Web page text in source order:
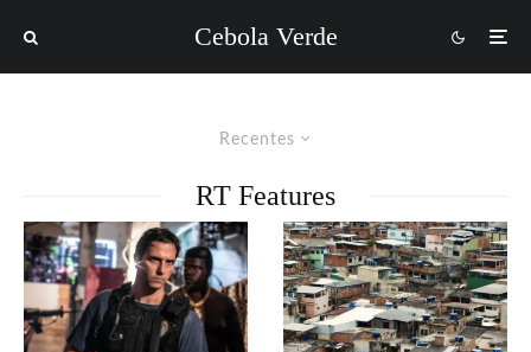
Cebola Verde
Recentes
RT Features